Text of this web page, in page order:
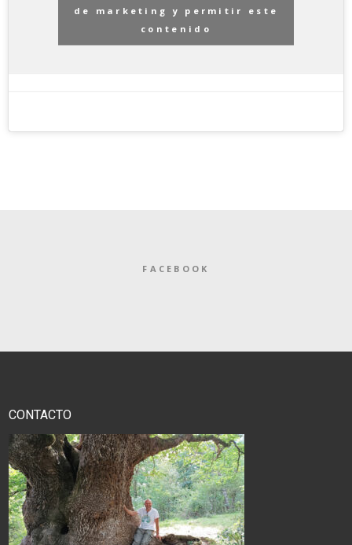
de marketing y permitir este
contenido
FACEBOOK
CONTACTO